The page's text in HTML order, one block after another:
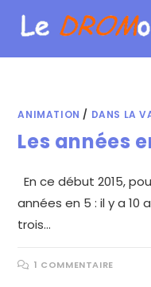
ANIMATION / DANS LA
Les années
En ce début 2015,
années en 5 : il y a 10
trois…
1 COMMENTAIRE